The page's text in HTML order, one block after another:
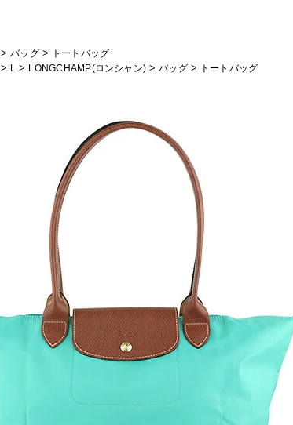
>バッグ>
トートバッグ
> L > LONGCHAMP(ロンシャン) >バッグ> トートバッグ